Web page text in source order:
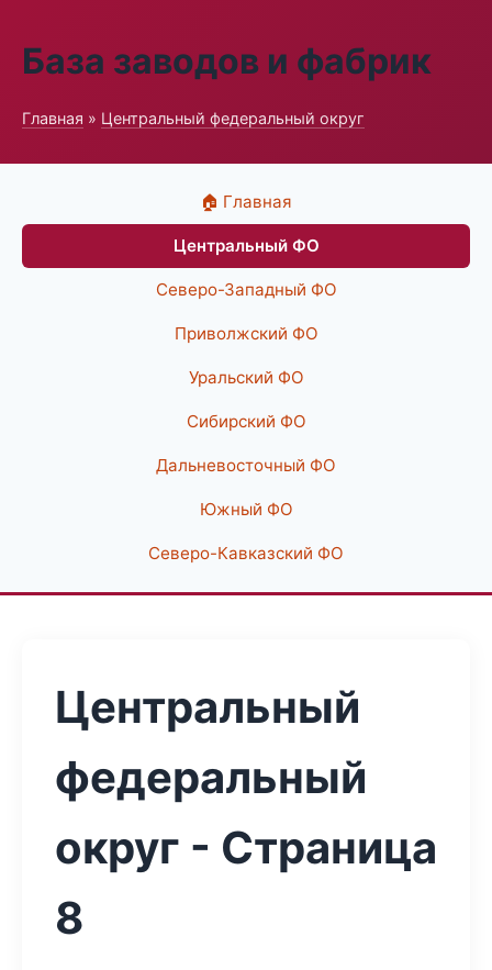
База заводов и фабрик
Главная » Центральный федеральный округ
🏠 Главная
Центральный ФО
Северо-Западный ФО
Приволжский ФО
Уральский ФО
Сибирский ФО
Дальневосточный ФО
Южный ФО
Северо-Кавказский ФО
Центральный
федеральный
округ - Страница
8